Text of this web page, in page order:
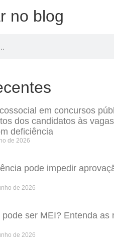
no blog
em concursos
dos candidatos às
deficiência
de 2026
pode impedir
de 2026
ser MEI? Entenda as
de 2026